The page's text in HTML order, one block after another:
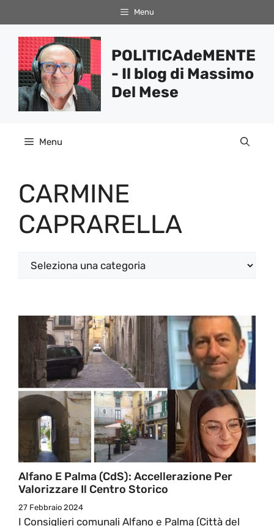
al
contenuto
Menu
POLITICAdeMENTE
- Il blog di Massimo
Del Mese
Menu
CARMINE
CAPRARELLA
Categorie
Alfano E Palma (CdS): Accellerazione Per
Valorizzare Il Centro Storico
27 Febbraio 2024
I Consiglieri comunali Alfano e Palma (Città del